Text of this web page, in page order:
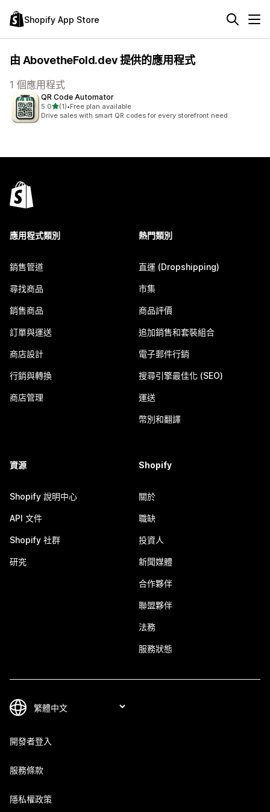
Shopify App Store
由 AbovetheFold.dev 提供的應用程式
1 個應用程式
QR Code Automator
5.0滿分 5 顆星
(1)
共有 1 則評價
•Free plan available
Drive sales with smart QR codes for every storefront need
應用程式類別
銷售管道
尋找商品
銷售商品
訂單與運送
商店設計
行銷與轉換
商店管理
熱門類別
直運 (Dropshipping)
市集
商品評價
追加銷售和套裝組合
電子郵件行銷
搜尋引擎最佳化 (SEO)
運送
幣別和翻譯
資源
Shopify 說明中心
API 文件
Shopify 社群
研究
Shopify
關於
職缺
投資人
新聞媒體
合作夥伴
聯盟夥伴
法務
服務狀態
開發者登入
服務條款
隱私權政策